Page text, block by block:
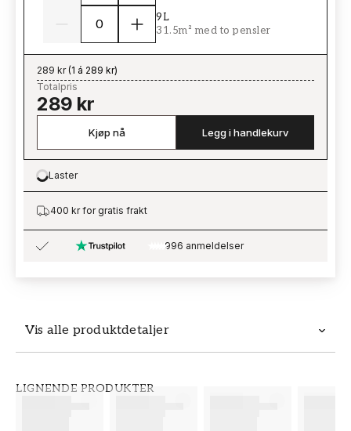
Vis alle produktdetaljer
LIGNENDE PRODUKTER
9L
31.5m² med to pensler
289 kr(1 á 289 kr)
Totalpris
289 kr
Kjøp nå Legg i handlekurv
Loading…
Laster
400 kr for gratis frakt
996 anmeldelser